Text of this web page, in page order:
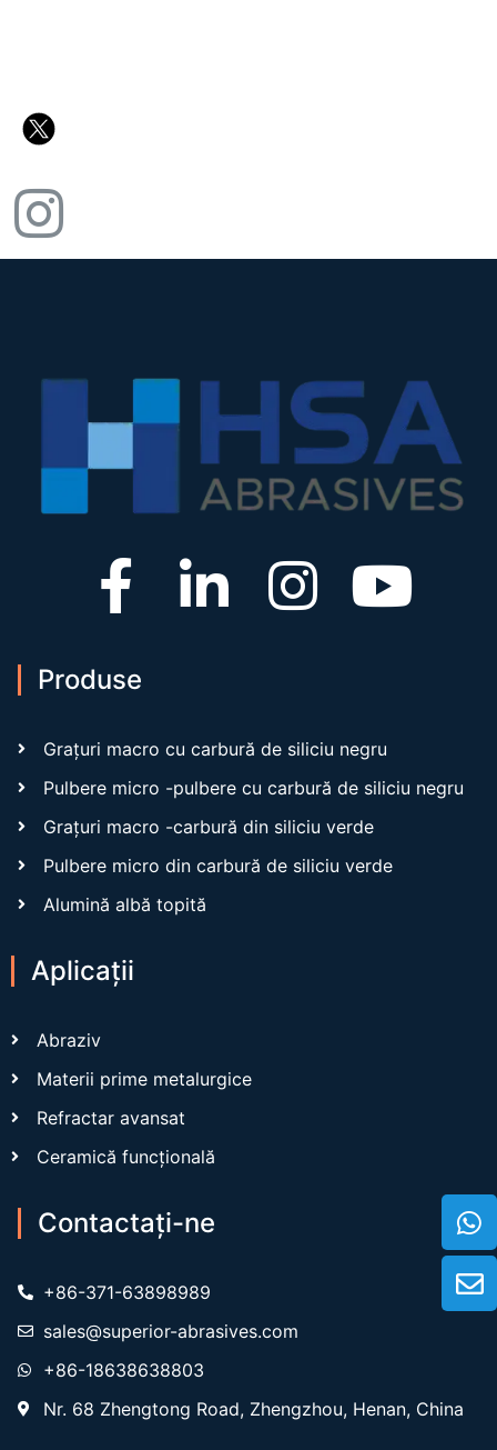
Produse
Grațuri macro cu carbură de siliciu negru
Pulbere micro -pulbere cu carbură de siliciu negru
Grațuri macro -carbură din siliciu verde
Pulbere micro din carbură de siliciu verde
Alumină albă topită
Aplicații
Abraziv
Materii prime metalurgice
Refractar avansat
Ceramică funcțională
Contactaţi-ne
+86-371-63898989
sales@superior-abrasives.com
+86-18638638803
Nr. 68 Zhengtong Road, Zhengzhou, Henan, China